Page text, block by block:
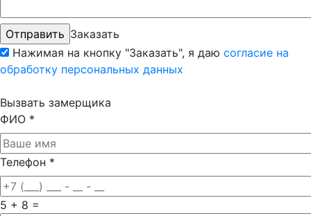
Заказать
Нажимая на кнопку "Заказать", я даю согласие на
обработку персональных данных
Вызвать замерщика
ФИО *
Телефон *
5 + 8 =